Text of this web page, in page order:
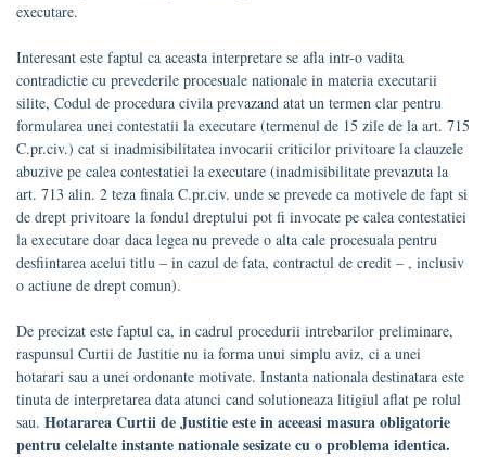
executare.
Interesant este faptul ca aceasta interpretare se afla intr-o vadita
contradictie cu prevederile procesuale nationale in materia executarii
silite, Codul de procedura civila prevazand atat un termen clar pentru
formularea unei contestatii la executare (termenul de 15 zile de la art. 715
C.pr.civ.) cat si inadmisibilitatea invocarii criticilor privitoare la clauzele
abuzive pe calea contestatiei la executare (inadmisibilitate prevazuta la
art. 713 alin. 2 teza finala C.pr.civ. unde se prevede ca motivele de fapt si
de drept privitoare la fondul dreptului pot fi invocate pe calea contestatiei
la executare doar daca legea nu prevede o alta cale procesuala pentru
desfiintarea acelui titlu – in cazul de fata, contractul de credit – , inclusiv
o actiune de drept comun).
De precizat este faptul ca, in cadrul procedurii intrebarilor preliminare,
raspunsul Curtii de Justitie nu ia forma unui simplu aviz, ci a unei
hotarari sau a unei ordonante motivate. Instanta nationala destinatara este
tinuta de interpretarea data atunci cand solutioneaza litigiul aflat pe rolul
sau. Hotararea Curtii de Justitie este in aceeasi masura obligatorie
pentru celelalte instante nationale sesizate cu o problema identica.